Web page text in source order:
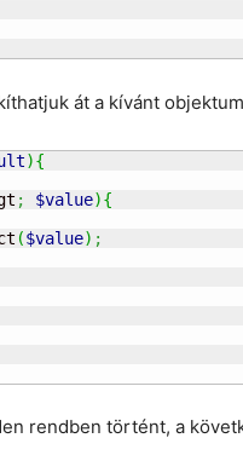
át a kívánt
){
; $value){
($value) ;
rendben történt, a